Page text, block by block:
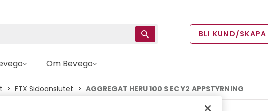
BLI KUND/
Om Bevego
FTX Sidoanslutet AGGREGAT HERU 100 S EC Y2 APPSTYRNING